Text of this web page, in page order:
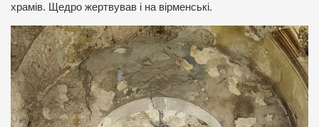
храмів. Щедро жертвував і на вірменські.